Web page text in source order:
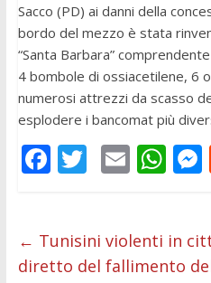
Sacco (PD) ai danni della
bordo del mezzo è stata
“Santa Barbara”
4 bombole di ossiacetilene, 6
numerosi attrezzi da scasso
esplodere i bancomat più
F
b
o
T
er
E
l
W
s
A
← Tunisini violenti in
diretto del fallimento